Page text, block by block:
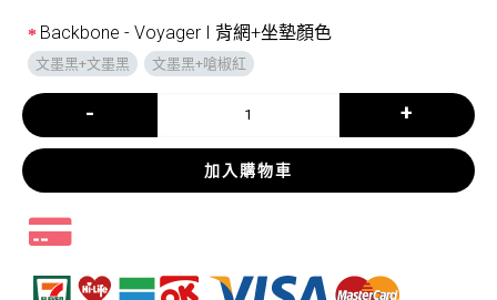
Backbone - Voyager I 背網+坐墊顏色
文墨黑+文墨黑 文墨黑+嗆椒紅
- +
加入購物車